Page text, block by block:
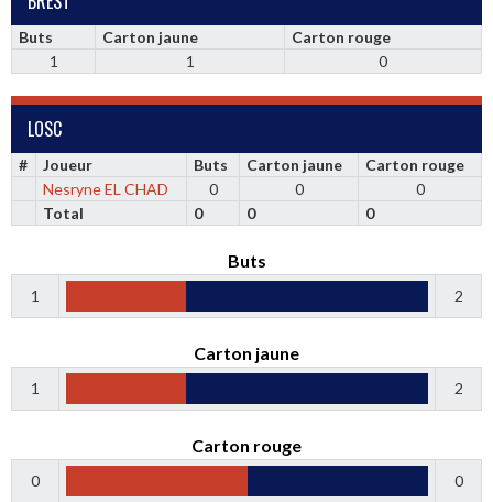
Buts Carton jaune
Carton rouge
1
1 0
LOSC
# Joueur Buts Carton jaune
Carton rouge
Nesryne EL CHAD
0 0
0
Total
0 0 0
Buts
1 2
Carton jaune
1 2
Carton rouge
0 0